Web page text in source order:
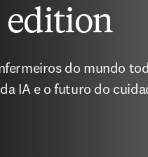
edition
do mundo
IA e o futuro do
uma nova guia/janela